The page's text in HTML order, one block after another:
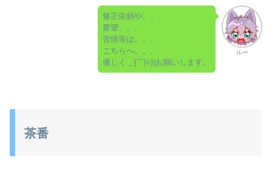
ルー
修正依頼や、、、
要望、、、
苦情等は。。。
こちらへ。。。
優しく＿|￣|○))お願いします。
茶番